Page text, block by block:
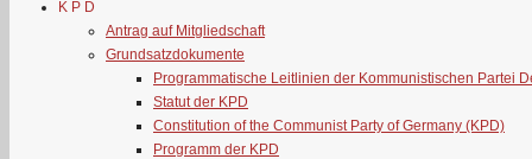
K P D
Antrag auf Mitgliedschaft
Grundsatzdokumente
Programmatische Leitlinien der Kommunistischen Partei
Statut der KPD
Constitution of the Communist Party of Germany (KPD)
Programm der KPD